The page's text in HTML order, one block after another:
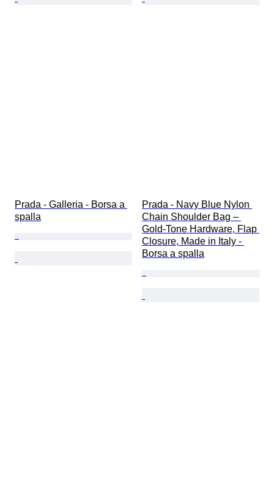
Prada - Galleria - Borsa a
spalla
Prada - Navy Blue Nylon
Chain Shoulder Bag –
Gold-Tone Hardware, Flap
Closure, Made in Italy -
Borsa a spalla